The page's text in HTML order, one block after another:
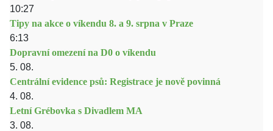
10:27
Tipy na akce o víkendu 8. a 9. srpna v Praze
6:13
Dopravní omezení na D0 o víkendu
5. 08.
Centrální evidence psů: Registrace je nově povinná
4. 08.
Letní Grébovka s Divadlem MA
3. 08.